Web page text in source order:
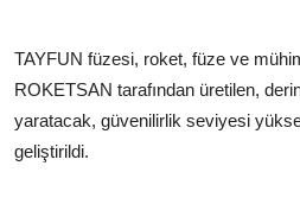
TAYFUN füzesi, roket, füze ve
ROKETSAN tarafından üretilen,
yaratacak, güvenilirlik seviyesi
geliştirildi.